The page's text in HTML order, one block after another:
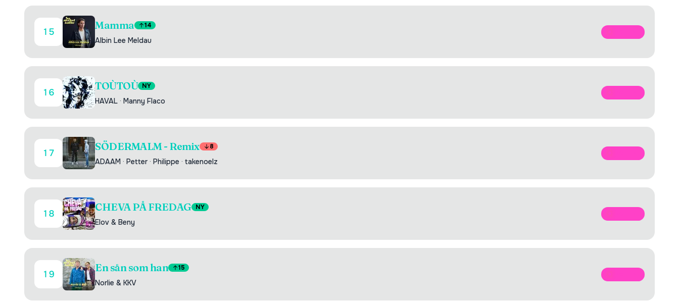
15
Mamma 14
Albin Lee Meldau
16
TOÙTOÙ NY
HAVAL · Manny Flaco
17
SÖDERMALM - Remix 8
ADAAM · Petter · Philippe · takenoelz
18
CHEVA PÅ FREDAG NY
Elov & Beny
19
En sån som han 15
Norlie & KKV